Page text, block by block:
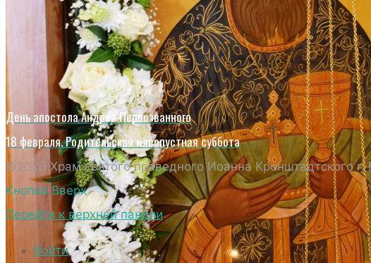
День апостола Андрея Первозванного
18 февраля. Родительская мясопустная суббота
©2026 Храм святого праведного Иоанна Кронштадтского г.
Кнопка Вверх
Перейти к верхней панели
Войти